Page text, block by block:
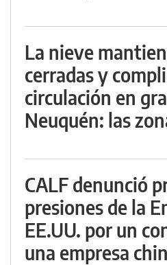
La nieve
cerradas y
circulación en
Neuquén: las
CALF denunció
presiones de la
EE.UU. por un
una empresa